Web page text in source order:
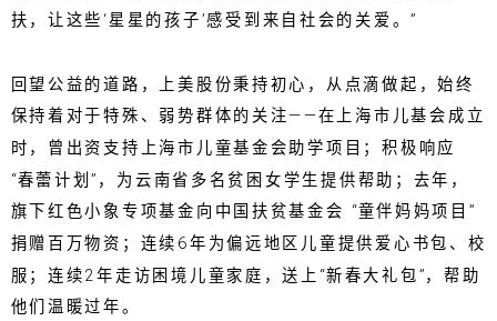
扶，让这些‘星星的孩子’感受到来自社会的关爱。”
回望公益的道路，上美股份秉持初心，从点滴做起，始终
保持着对于特殊、弱势群体的关注——在上海市儿基会成立
时，曾出资支持上海市儿童基金会助学项目；积极响应
“春蕾计划”，为云南省多名贫困女学生提供帮助；去年，
旗下红色小象专项基金向中国扶贫基金会 “童伴妈妈项目”
捐赠百万物资；连续6年为偏远地区儿童提供爱心书包、校
服；连续2年走访困境儿童家庭，送上“新春大礼包”，帮助
他们温暖过年。